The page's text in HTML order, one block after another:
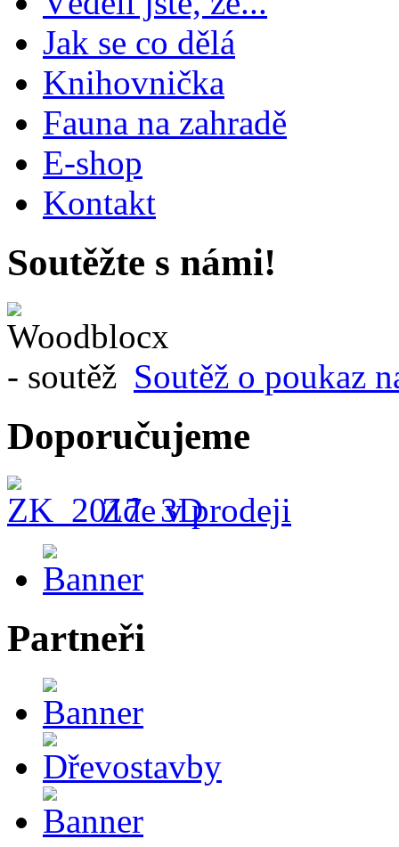
Jak se co dělá
Knihovnička
Fauna na zahradě
E-shop
Kontakt
Soutěžte s námi!
Soutěž o poukaz
Doporučujeme
Zde v prodeji
Partneři